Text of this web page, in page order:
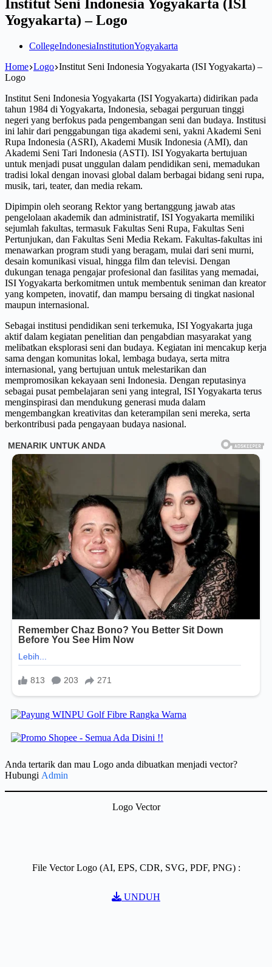
Institut Seni Indonesia Yogyakarta (ISI
Yogyakarta) – Logo
CollegeIndonesiaInstitutionYogyakarta
Home Logo Institut Seni Indonesia Yogyakarta (ISI Yogyakarta) –
Logo
Institut Seni Indonesia Yogyakarta (ISI Yogyakarta) didirikan pada
tahun 1984 di Yogyakarta, Indonesia, sebagai perguruan tinggi
negeri yang berfokus pada pengembangan seni dan budaya. Institusi
ini lahir dari penggabungan tiga akademi seni, yakni Akademi Seni
Rupa Indonesia (ASRI), Akademi Musik Indonesia (AMI), dan
Akademi Seni Tari Indonesia (ASTI). ISI Yogyakarta bertujuan
untuk menjadi pusat unggulan dalam pendidikan seni, memadukan
tradisi lokal dengan inovasi global dalam berbagai bidang seni rupa,
musik, tari, teater, dan media rekam.
Dipimpin oleh seorang Rektor yang bertanggung jawab atas
pengelolaan akademik dan administratif, ISI Yogyakarta memiliki
sejumlah fakultas, termasuk Fakultas Seni Rupa, Fakultas Seni
Pertunjukan, dan Fakultas Seni Media Rekam. Fakultas-fakultas ini
menawarkan program studi yang beragam, mulai dari seni murni,
desain komunikasi visual, hingga film dan televisi. Dengan
dukungan tenaga pengajar profesional dan fasilitas yang memadai,
ISI Yogyakarta berkomitmen untuk membentuk seniman dan kreator
yang kompeten, inovatif, dan mampu bersaing di tingkat nasional
maupun internasional.
Sebagai institusi pendidikan seni terkemuka, ISI Yogyakarta juga
aktif dalam kegiatan penelitian dan pengabdian masyarakat yang
melibatkan eksplorasi seni dan budaya. Kegiatan ini mencakup kerja
sama dengan komunitas lokal, lembaga budaya, serta mitra
internasional, yang bertujuan untuk melestarikan dan
mempromosikan kekayaan seni Indonesia. Dengan reputasinya
sebagai pusat pembelajaran seni yang integral, ISI Yogyakarta terus
menginspirasi dan mendukung generasi muda dalam
mengembangkan kreativitas dan keterampilan seni mereka, serta
berkontribusi pada pengayaan budaya nasional.
Anda tertarik dan mau Logo anda dibuatkan menjadi vector?
Hubungi Admin
Logo Vector
File Vector Logo (AI, EPS, CDR, SVG, PDF, PNG) :
UNDUH